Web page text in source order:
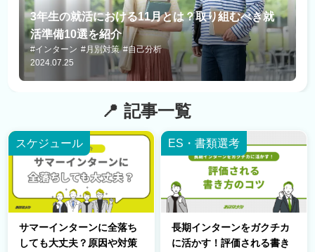
3年生の就活における11月とは？取り組むべき就
活準備10選を紹介
#インターン #月別対策 #自己分析
2024.07.25
記事一覧
サマーインターンに全落ち
しても大丈夫？原因や対策
スケジュール
長期インターンをガクチカ
に活かす！評価される書き
ES・書類選考